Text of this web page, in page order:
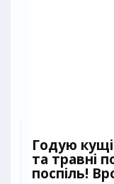
Годую
та травні
поспіль!